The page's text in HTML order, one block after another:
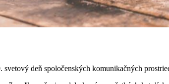
deň spoločenských komunikačných